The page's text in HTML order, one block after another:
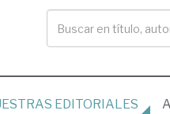
EDITORIALES